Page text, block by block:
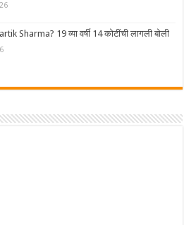
Sharma? 19 व्या वर्षी 14 कोटींची लागली बोली